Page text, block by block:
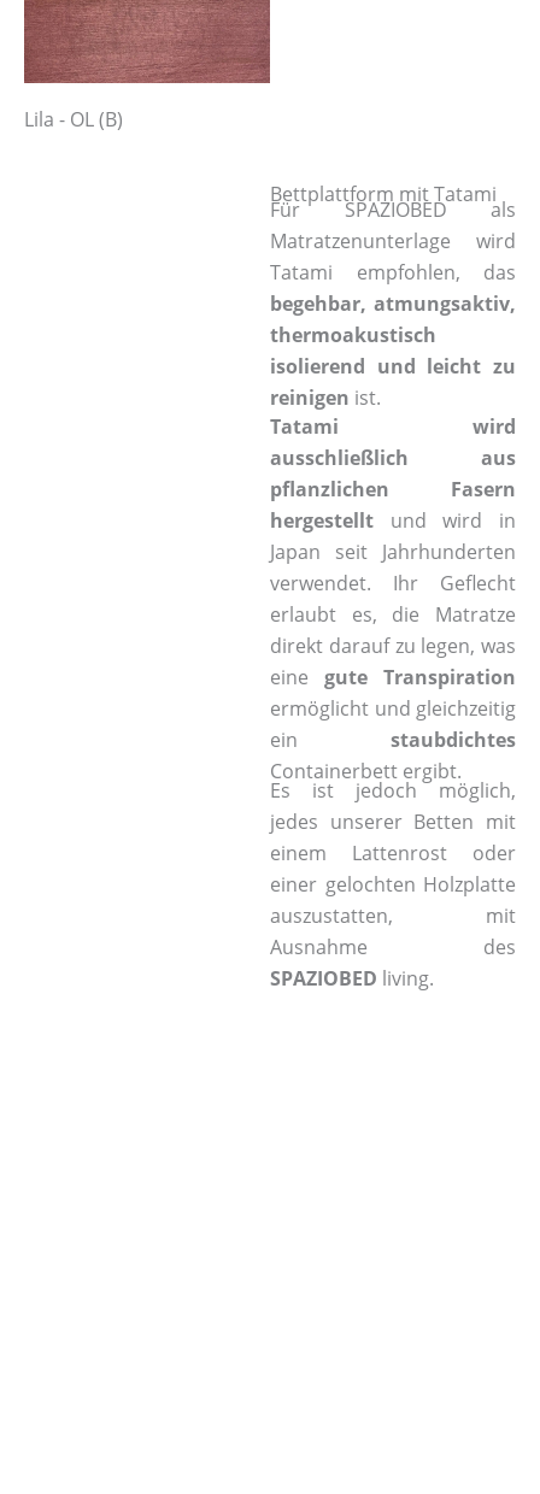
Lila - OL (B)
Bettplattform mit Tatami
Für SPAZIOBED als
Matratzenunterlage wird
Tatami empfohlen, das
begehbar, atmungsaktiv,
thermoakustisch
isolierend und leicht zu
reinigen ist.
Tatami wird
ausschließlich aus
pflanzlichen Fasern
hergestellt und wird in
Japan seit Jahrhunderten
verwendet. Ihr Geflecht
erlaubt es, die Matratze
direkt darauf zu legen, was
eine gute Transpiration
ermöglicht und gleichzeitig
ein staubdichtes
Containerbett ergibt.
Es ist jedoch möglich,
jedes unserer Betten mit
einem Lattenrost oder
einer gelochten Holzplatte
auszustatten, mit
Ausnahme des
SPAZIOBED living.